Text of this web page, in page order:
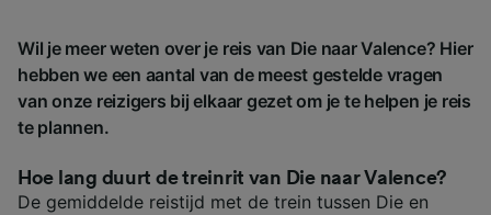
Wil je meer weten over je reis van Die naar Valence? Hier
hebben we een aantal van de meest gestelde vragen
van onze reizigers bij elkaar gezet om je te helpen je reis
te plannen.
Hoe lang duurt de treinrit van Die naar Valence?
De gemiddelde reistijd met de trein tussen Die en